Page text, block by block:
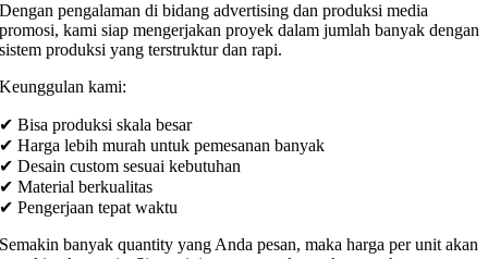
Dengan pengalaman di bidang advertising dan produksi media
promosi, kami siap mengerjakan proyek dalam jumlah banyak dengan
sistem produksi yang terstruktur dan rapi.
Keunggulan kami:
✔ Bisa produksi skala besar
✔ Harga lebih murah untuk pemesanan banyak
✔ Desain custom sesuai kebutuhan
✔ Material berkualitas
✔ Pengerjaan tepat waktu
Semakin banyak quantity yang Anda pesan, maka harga per unit akan